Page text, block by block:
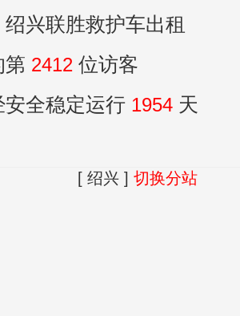
兴联胜救护车出租
第 2412 位访客
全稳定运行 1954 天
[ 绍兴 ] 切换分站